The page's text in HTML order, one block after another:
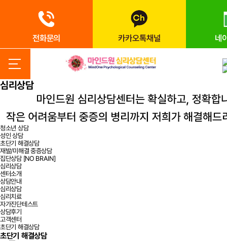
전화문의 카카오톡채널 네
심리상담
청소년 상담
성인 상담
초단기 해결상담
재발/미해결 중증상담
집단상담 [NO BRAIN]
심리상담
센터소개
상담안내
심리상담
심리치료
자가진단테스트
상담후기
고객센터
초단기 해결상담
초단기 해결상담